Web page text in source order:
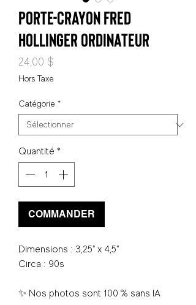
Porte-crayon Fred
Hollinger ordinateur
24,00 $
Hors Taxe
Catégorie *
Quantité *
COMMANDER
Dimensions : 3,25" x 4,5"
Circa : 90s
✨ Nos photos sont 100 % sans IA